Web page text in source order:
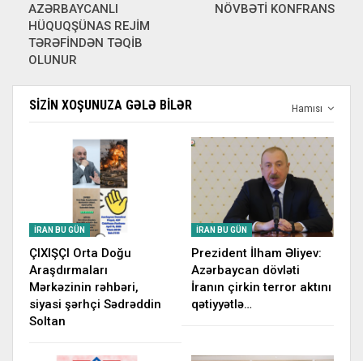
AZƏRBAYCANLI
HÜQUQŞÜNAS REJİM
TƏRƏFİNDƏN TƏQİB
OLUNUR
NÖVBƏTİ KONFRANS
Hamısı
SIZIN XOŞUNUZA GƏLƏ BILƏR
İRAN BU GÜN
ÇIXIŞÇI Orta Doğu
Araşdırmaları
Mərkəzinin rəhbəri,
siyasi şərhçi Sədrəddin
Soltan
İRAN BU GÜN
Prezident İlham Əliyev:
Azərbaycan dövləti
İranın çirkin terror aktını
qətiyyətlə…